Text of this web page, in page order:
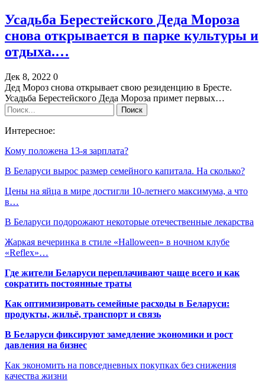
Усадьба Берестейского Деда Мороза
снова открывается в парке культуры и
отдыха.…
Дек 8, 2022 0
Дед Мороз снова открывает свою резиденцию в Бресте.
Усадьба Берестейского Деда Мороза примет первых…
Интересное:
Кому положена 13-я зарплата?
В Беларуси вырос размер семейного капитала. На сколько?
Цены на яйца в мире достигли 10-летнего максимума, а что
в…
В Беларуси подорожают некоторые отечественные лекарства
Жаркая вечеринка в стиле «Halloween» в ночном клубе
«Reflex»…
Где жители Беларуси переплачивают чаще всего и как
сократить постоянные траты
Как оптимизировать семейные расходы в Беларуси:
продукты, жильё, транспорт и связь
В Беларуси фиксируют замедление экономики и рост
давления на бизнес
Как экономить на повседневных покупках без снижения
качества жизни